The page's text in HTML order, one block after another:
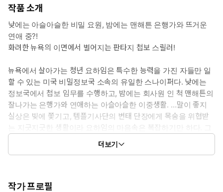
작품 소개
낮에는 아슬아슬한 비밀 요원, 밤에는 맨해튼 은행가와 뜨거운
연애 중?!
화려한 뉴욕의 이면에서 벌어지는 판타지 첩보 스릴러!
뉴욕에서 살아가는 청년 요하임은 특수한 능력을 가진 자들만 일
할 수 있는 미국 비밀정보국 소속의 유일한 스나이퍼다. 낮에는
정보국에서 첩보 임무를 수행하고, 밤에는 회사원 인 척 맨해튼의
잘나가는 은행가와 연애하는 아슬아슬한 이중생활. …말이 좋지
실상은 빚에 쫓기고, 템플기사단의 변태 단장에게 목숨을 위협받
는 지긋지긋한 생활이라 요하임의 마음속은 복잡하기만 하다. 그
러던 중 목숨을 건 임무를 수행하게 된 요하임은 아무 것도 모르는
애인 유르겐에게 이별을 고한다. 담담해 보이던 유르겐은 돌변해
더보기
작가 프로필